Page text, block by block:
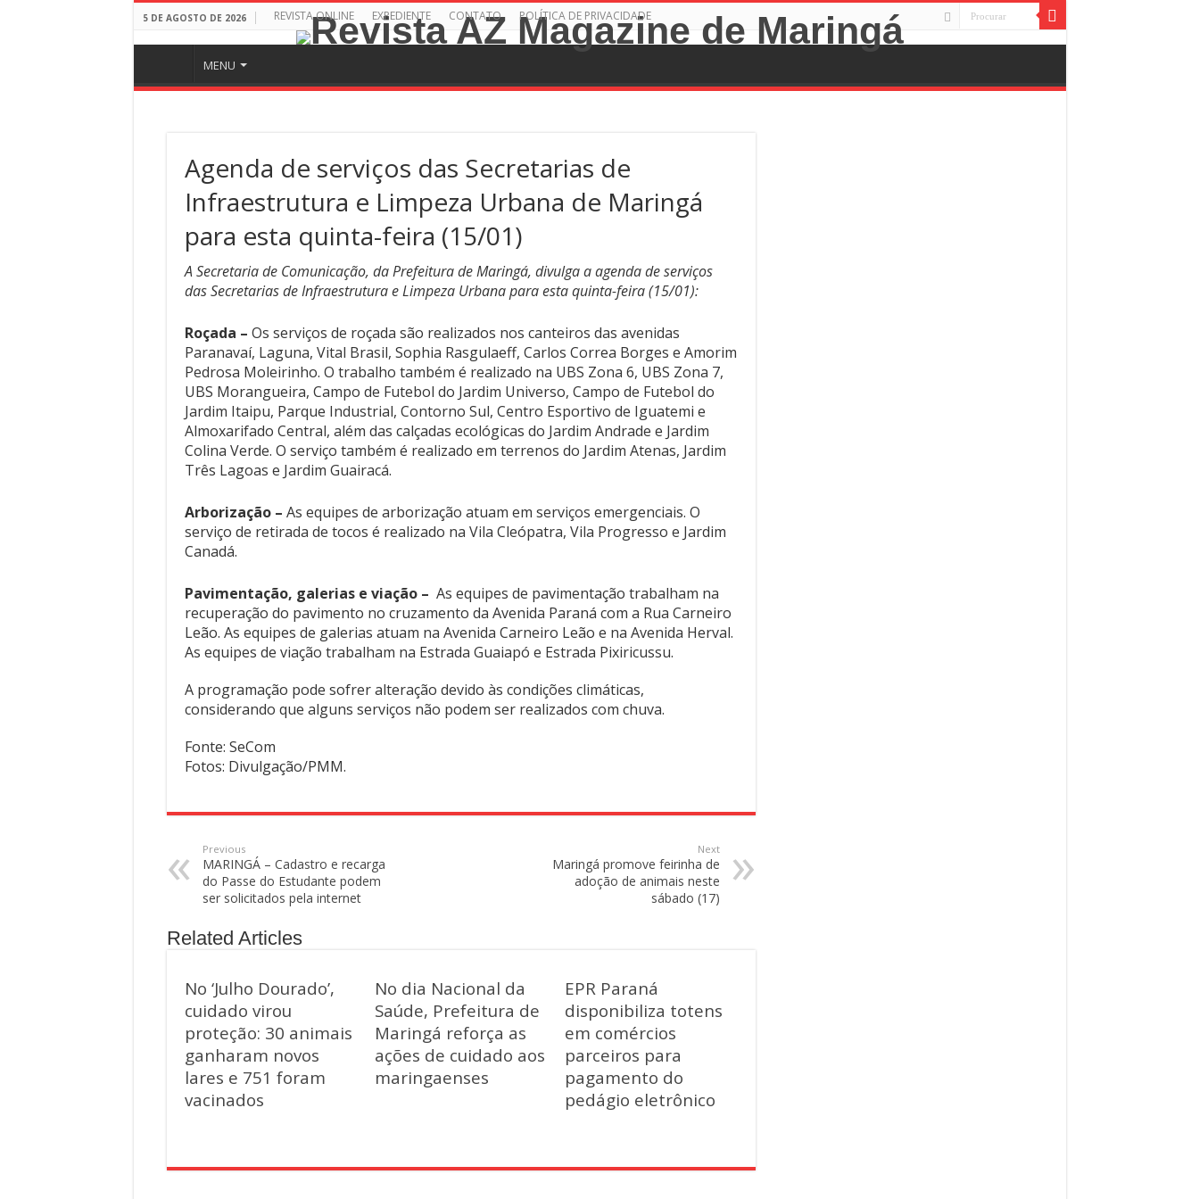
5 DE AGOSTO DE 2026 REVISTA ONLINE EXPEDIENTE CONTATO POLÍTICA DE PRIVACIDADE
MENU
Agenda de serviços das Secretarias de
Infraestrutura e Limpeza Urbana de Maringá
para esta quinta-feira (15/01)
A Secretaria de Comunicação, da Prefeitura de Maringá, divulga a agenda de serviços
das Secretarias de Infraestrutura e Limpeza Urbana para esta quinta-feira (15/01):
Roçada – Os serviços de roçada são realizados nos canteiros das avenidas
Paranavaí, Laguna, Vital Brasil, Sophia Rasgulaeff, Carlos Correa Borges e Amorim
Pedrosa Moleirinho. O trabalho também é realizado na UBS Zona 6, UBS Zona 7,
UBS Morangueira, Campo de Futebol do Jardim Universo, Campo de Futebol do
Jardim Itaipu, Parque Industrial, Contorno Sul, Centro Esportivo de Iguatemi e
Almoxarifado Central, além das calçadas ecológicas do Jardim Andrade e Jardim
Colina Verde. O serviço também é realizado em terrenos do Jardim Atenas, Jardim
Três Lagoas e Jardim Guairacá.
Arborização – As equipes de arborização atuam em serviços emergenciais. O
serviço de retirada de tocos é realizado na Vila Cleópatra, Vila Progresso e Jardim
Canadá.
Pavimentação, galerias e viação – As equipes de pavimentação trabalham na
recuperação do pavimento no cruzamento da Avenida Paraná com a Rua Carneiro
Leão. As equipes de galerias atuam na Avenida Carneiro Leão e na Avenida Herval.
As equipes de viação trabalham na Estrada Guaiapó e Estrada Pixiricussu.
A programação pode sofrer alteração devido às condições climáticas,
considerando que alguns serviços não podem ser realizados com chuva.
Fonte: SeCom
Fotos: Divulgação/PMM.
Previous
MARINGÁ – Cadastro e recarga
do Passe do Estudante podem
ser solicitados pela internet
Next
Maringá promove feirinha de
adoção de animais neste
sábado (17)
Related Articles
No ‘Julho Dourado’,
cuidado virou
proteção: 30 animais
ganharam novos
lares e 751 foram
vacinados
No dia Nacional da
Saúde, Prefeitura de
Maringá reforça as
ações de cuidado aos
maringaenses
EPR Paraná
disponibiliza totens
em comércios
parceiros para
pagamento do
pedágio eletrônico